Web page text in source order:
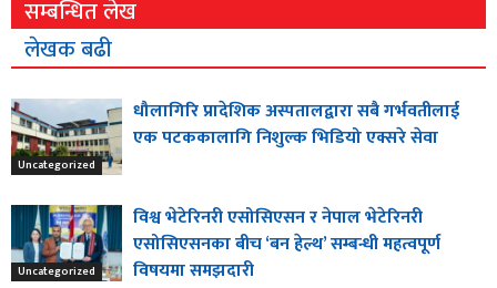
सम्बन्धित लेख
लेखक बढी
Uncategorized
धौलागिरि प्रादेशिक अस्पतालद्वारा सबै गर्भवतीलाई
एक पटककालागि निशुल्क भिडियो एक्सरे सेवा
Uncategorized
विश्व भेटेरिनरी एसोसिएसन र नेपाल भेटेरिनरी
एसोसिएसनका बीच ‘बन हेल्थ’ सम्बन्धी महत्वपूर्ण
विषयमा समझदारी